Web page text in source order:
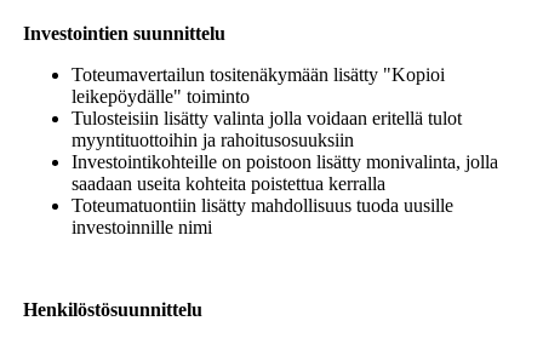
Investointien suunnittelu
Toteumavertailun tositenäkymään lisätty "Kopioi
leikepöydälle" toiminto
Tulosteisiin lisätty valinta jolla voidaan eritellä tulot
myyntituottoihin ja rahoitusosuuksiin
Investointikohteille on poistoon lisätty monivalinta, jolla
saadaan useita kohteita poistettua kerralla
Toteumatuontiin lisätty mahdollisuus tuoda uusille
investoinnille nimi
Henkilöstösuunnittelu